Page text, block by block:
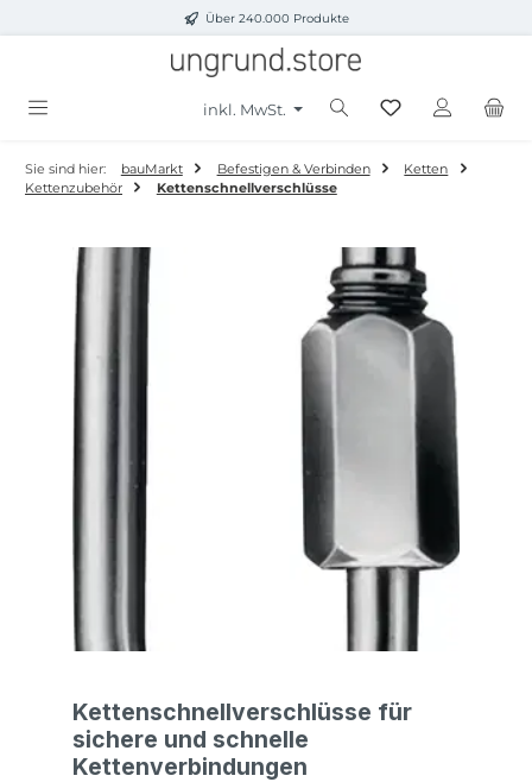
Zum Hauptinhalt springenÜber 240.000 Produkte
inkl. MwSt.
Sie sind hier: bauMarkt Befestigen & Verbinden
Ketten
Kettenzubehör
Kettenschnellverschlüsse
Kettenschnellverschlüsse für
sichere und schnelle
Kettenverbindungen